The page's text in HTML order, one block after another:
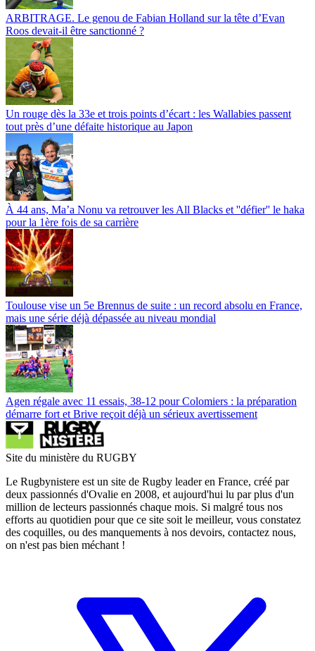
ARBITRAGE. Le genou de Fabian Holland sur la tête d’Evan
Roos devait-il être sanctionné ?
Un rouge dès la 33e et trois points d’écart : les Wallabies passent
tout près d’une défaite historique au Japon
À 44 ans, Ma’a Nonu va retrouver les All Blacks et ''défier'' le haka
pour la 1ère fois de sa carrière
Toulouse vise un 5e Brennus de suite : un record absolu en France,
mais une série déjà dépassée au niveau mondial
Agen régale avec 11 essais, 38-12 pour Colomiers : la préparation
démarre fort et Brive reçoit déjà un sérieux avertissement
Site du ministère du RUGBY
Le Rugbynistere est un site de Rugby leader en France, créé par
deux passionnés d'Ovalie en 2008, et aujourd'hui lu par plus d'un
million de lecteurs passionnés chaque mois. Si malgré tous nos
efforts au quotidien pour que ce site soit le meilleur, vous constatez
des coquilles, ou des manquements à nos devoirs, contactez nous,
on n'est pas bien méchant !